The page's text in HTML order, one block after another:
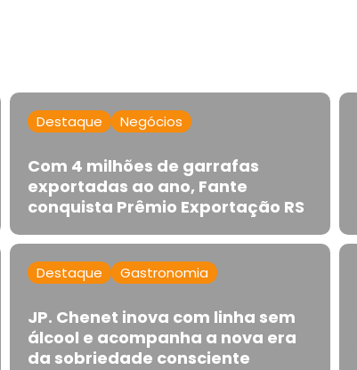
Destaque Negócios
Com 4 milhões de garrafas
exportadas ao ano, Fante
conquista Prêmio Exportação RS
Destaque Gastronomia
JP. Chenet inova com linha sem
álcool e acompanha a nova era
da sobriedade consciente